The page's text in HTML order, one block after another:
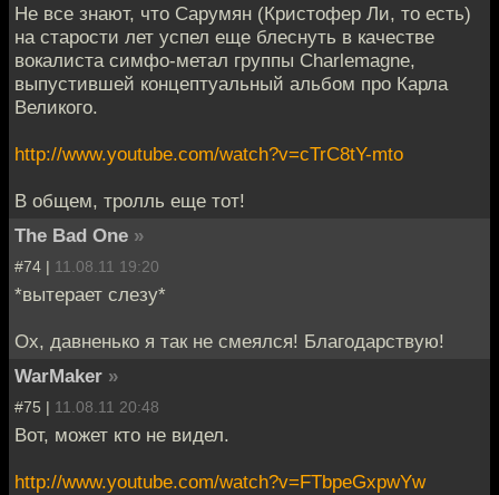
Не все знают, что Сарумян (Кристофер Ли, то есть)
на старости лет успел еще блеснуть в качестве
вокалиста симфо-метал группы Charlemagne,
выпустившей концептуальный альбом про Карла
Великого.
http://www.youtube.com/watch?v=cTrC8tY-mto
В общем, тролль еще тот!
The Bad One »
#74 | 11.08.11 19:20
*вытерает слезу*
Ох, давненько я так не смеялся! Благодарствую!
WarMaker »
#75 | 11.08.11 20:48
Вот, может кто не видел.
http://www.youtube.com/watch?v=FTbpeGxpwYw